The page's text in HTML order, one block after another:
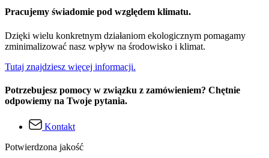
Pracujemy świadomie pod względem klimatu.
Dzięki wielu konkretnym działaniom ekologicznym pomagamy
zminimalizować nasz wpływ na środowisko i klimat.
Tutaj znajdziesz więcej informacji.
Potrzebujesz pomocy w związku z zamówieniem? Chętnie
odpowiemy na Twoje pytania.
Kontakt
Potwierdzona jakość